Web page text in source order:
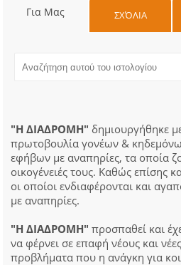
Για Μας ΣΧΌΛΙΑ
"Η ΔΙΑΔΡΟΜΗ" δημιουργήθηκε
πρωτοβουλία γονέων &
εφήβων με αναπηρίες, τα οποία
οικογένειές τους. Καθώς επίσης
οι οποίοι ενδιαφέρονται και
με αναπηρίες.
"Η ΔΙΑΔΡΟΜΗ" προσπαθεί και
να φέρνει σε επαφή νέους και
προβλήματα που η ανάγκη για